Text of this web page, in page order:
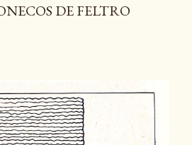
DE FELTRO